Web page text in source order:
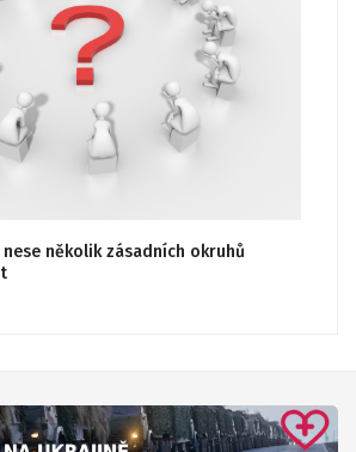
několik zásadních okruhů